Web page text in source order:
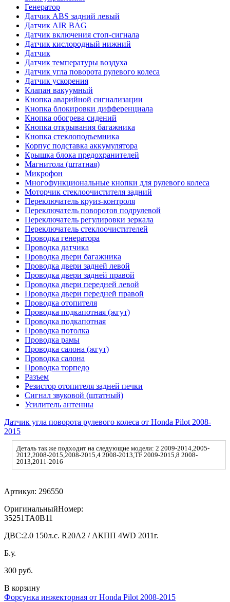
Генератор
Датчик ABS задний левый
Датчик AIR BAG
Датчик включения стоп-сигнала
Датчик кислородный нижний
Датчик
Датчик температуры воздуха
Датчик угла поворота рулевого колеса
Датчик ускорения
Клапан вакуумный
Кнопка аварийной сигнализации
Кнопка блокировки дифференциала
Кнопка обогрева сидений
Кнопка открывания багажника
Кнопка стеклоподъемника
Корпус подставка аккумулятора
Крышка блока предохранителей
Магнитола (штатная)
Микрофон
Многофункциональные кнопки для рулевого колеса
Моторчик стеклоочистителя задний
Переключатель круиз-контроля
Переключатель поворотов подрулевой
Переключатель регулировки зеркала
Переключатель стеклоочистителей
Проводка генератора
Проводка датчика
Проводка двери багажника
Проводка двери задней левой
Проводка двери задней правой
Проводка двери передней левой
Проводка двери передней правой
Проводка отопителя
Проводка подкапотная (жгут)
Проводка подкапотная
Проводка потолка
Проводка рамы
Проводка салона (жгут)
Проводка салона
Проводка торпедо
Разъем
Резистор отопителя задней печки
Сигнал звуковой (штатный)
Усилитель антенны
Датчик угла поворота рулевого колеса от Honda Pilot 2008-
2015
Деталь так же подходит на следующие модели: 2 2009-2014,2005-
2012,2008-2015,2008-2015,4 2008-2013,TF 2009-2015,8 2008-
2013,2011-2016
Артикул: 296550
ОригинальныйНомер:
35251TA0B11
ДВС:2.0 150л.с. R20A2 / АКПП 4WD 2011г.
Б.у.
300 руб.
В корзину
Форсунка инжекторная от Honda Pilot 2008-2015